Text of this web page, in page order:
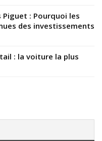
Piguet : Pourquoi les
des investissements
: la voiture la plus